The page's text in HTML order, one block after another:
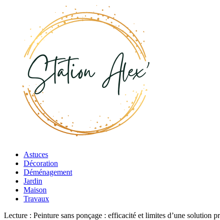
Astuces
Décoration
Déménagement
Jardin
Maison
Travaux
Lecture : Peinture sans ponçage : efficacité et limites d’une solution